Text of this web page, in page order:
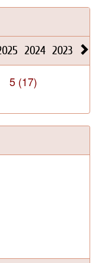
2024 2023 2022
5 (17)